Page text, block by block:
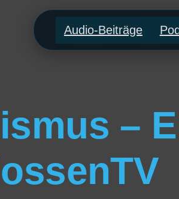
Audio-Beiträge
–